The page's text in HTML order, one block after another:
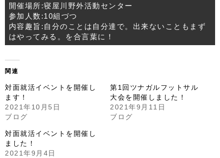
開催場所:寝屋川野外活動センター
参加人数:10組づつ
内容趣旨:自分のことは自分達で。出来ないこともまず
はやってみる。を合言葉に！
関連
対面就活イベントを開催し
ます！
2021年10月5日
ブログ
第1回ツナガルフットサル
大会を開催しました！
2021年9月11日
ブログ
対面就活イベントを開催し
ました！
2021年9月4日